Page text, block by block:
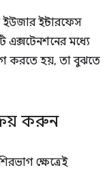
ইউজার ইন্টারফেস
মধ্যে
করতে হয়, তা বুঝতে
করুন
ক্ষেত্রেই